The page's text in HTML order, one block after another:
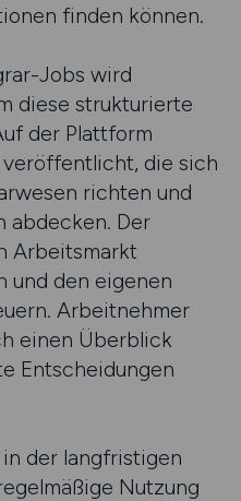
finden können.
Jobs wird
diese strukturierte
der Plattform
die sich
richten und
abdecken. Der
Arbeitsmarkt
und den eigenen
Arbeitnehmer
einen Überblick
Entscheidungen
der langfristigen
Nutzung